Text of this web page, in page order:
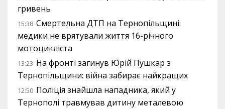
гривень
15:38 Смертельна ДТП на Тернопільщині:
медики не врятували життя 16-річного
мотоцикліста
13:23 На фронті загинув Юрій Пушкар з
Тернопільщини: війна забирає найкращих
12:50 Поліція знайшла нападника, який у
Тернополі травмував дитину металевою